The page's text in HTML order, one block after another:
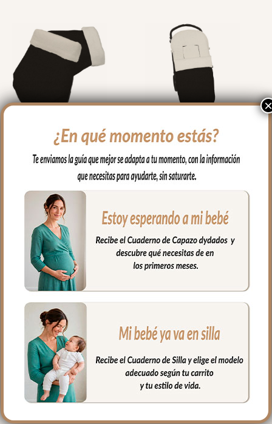
6560 Guantes Alaska
Negro
41.00€
Seleccionar opciones
6510 Sacos Silla Alaska
Negro
Seleccionar opciones
6555 Guantes Alaska Gris
AGOTADO
6557 Guantes Alaska
Marrón
×